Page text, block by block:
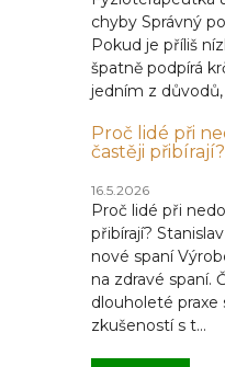
chyby Správný
Pokud je příliš
špatně podpírá
jedním z důvodů,
Proč lidé při
častěji přibírají?
16.5.2026
Proč lidé při
přibírají?
nové spaní
na zdravé spaní.
dlouholeté praxe
zkušeností s t...